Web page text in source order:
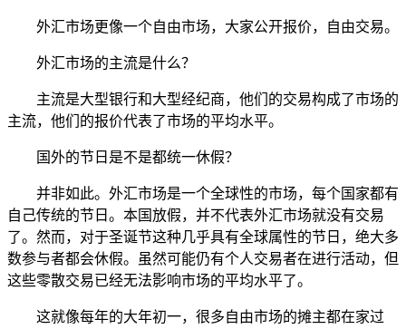
外汇市场更像一个自由市场，大家公开报价，自由交易。
外汇市场的主流是什么？
主流是大型银行和大型经纪商，他们的交易构成了市场的
主流，他们的报价代表了市场的平均水平。
国外的节日是不是都统一休假？
并非如此。外汇市场是一个全球性的市场，每个国家都有
自己传统的节日。本国放假，并不代表外汇市场就没有交易
了。然而，对于圣诞节这种几乎具有全球属性的节日，绝大多
数参与者都会休假。虽然可能仍有个人交易者在进行活动，但
这些零散交易已经无法影响市场的平均水平了。
这就像每年的大年初一，很多自由市场的摊主都在家过